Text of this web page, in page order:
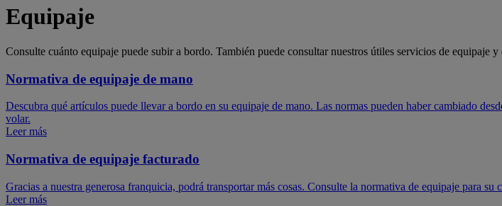
Equipaje
Consulte cuánto equipaje puede subir a bordo. También puede consultar nuestros útiles servicios de
Normativa de equipaje de mano
Descubra qué artículos puede llevar a bordo en su equipaje de mano. Las normas pueden haber cambiado
volar.
Leer más
Normativa de equipaje facturado
Gracias a nuestra generosa franquicia, podrá transportar más cosas. Consulte la normativa de equipaje para su
Leer más